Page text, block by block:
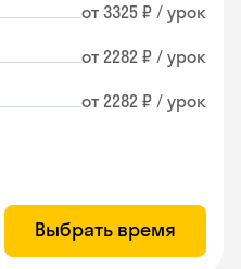
от 3325 ₽ / урок
от 2282 ₽ / урок
от 2282 ₽ / урок
Выбрать время